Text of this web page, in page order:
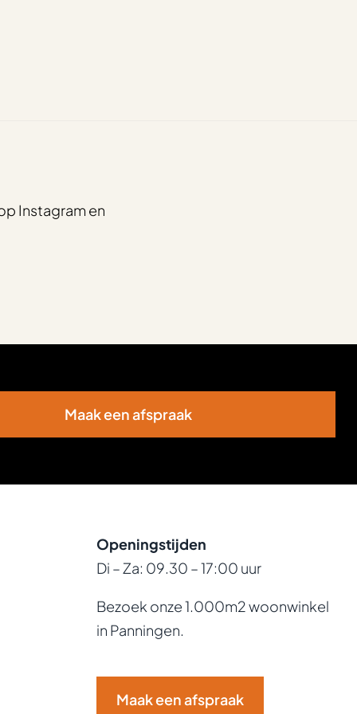
Instagram en
Maak een afspraak
Openingstijden
Di – Za: 09.30 – 17:00 uur
Bezoek onze 1.000m2 woonwinkel
in Panningen.
Maak een afspraak